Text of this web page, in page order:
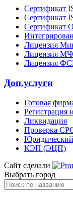
Сертификат
Сертификат
Сертификат
Лицензия
Лицензия
Лицензия
Доп.услуги
Готовая
Регистрация
Ликвидация
Проверка
Юридический
КЭП (ЭЦП)
Сайт сделали
Выбрать город